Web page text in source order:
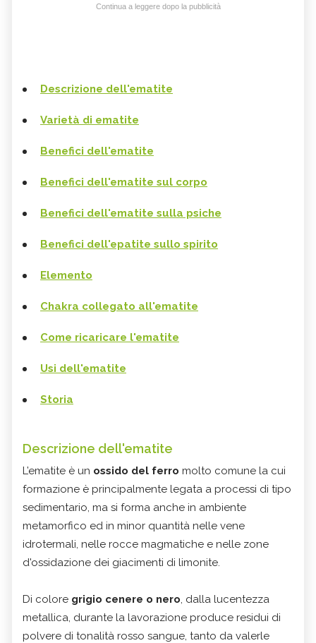
Continua a leggere dopo la pubblicità
Descrizione dell'ematite
Varietà di ematite
Benefici dell'ematite
Benefici dell'ematite sul corpo
Benefici dell'ematite sulla psiche
Benefici dell'epatite sullo spirito
Elemento
Chakra collegato all'ematite
Come ricaricare l'ematite
Usi dell'ematite
Storia
Descrizione dell'ematite
L’ematite è un ossido del ferro molto comune la cui
formazione è principalmente legata a processi di tipo
sedimentario, ma si forma anche in ambiente
metamorfico ed in minor quantità nelle vene
idrotermali, nelle rocce magmatiche e nelle zone
d'ossidazione dei giacimenti di limonite.
Di colore grigio cenere o nero, dalla lucentezza
metallica, durante la lavorazione produce residui di
polvere di tonalità rosso sangue, tanto da valerle